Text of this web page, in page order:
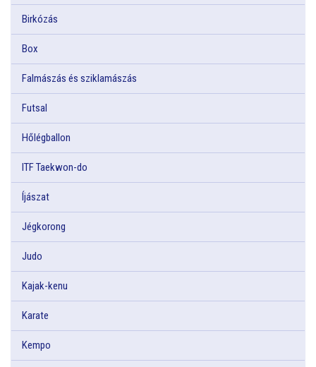
Birkózás
Box
Falmászás és sziklamászás
Futsal
Hőlégballon
ITF Taekwon-do
Íjászat
Jégkorong
Judo
Kajak-kenu
Karate
Kempo